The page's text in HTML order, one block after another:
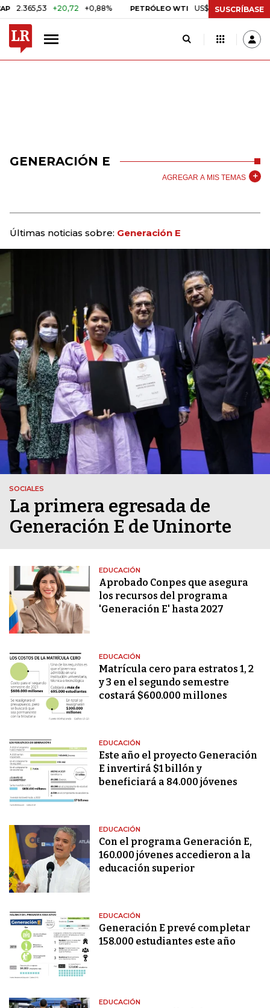
2.365,53 +20,72 +0,88% PETRÓLEO WTI US$ 75,09 -US$ 0,24
SUSCRÍBASE
GENERACIÓN E
AGREGAR A MIS TEMAS
Últimas noticias sobre: Generación E
SOCIALES
La primera egresada de
Generación E de Uninorte
EDUCACIÓN
Aprobado Conpes que asegura
los recursos del programa
'Generación E' hasta 2027
EDUCACIÓN
Matrícula cero para estratos 1, 2
y 3 en el segundo semestre
costará $600.000 millones
EDUCACIÓN
Este año el proyecto Generación
E invertirá $1 billón y
beneficiará a 84.000 jóvenes
EDUCACIÓN
Con el programa Generación E,
160.000 jóvenes accedieron a la
educación superior
EDUCACIÓN
Generación E prevé completar
158.000 estudiantes este año
EDUCACIÓN